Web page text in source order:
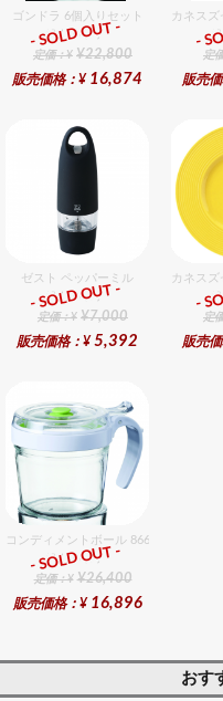
ゴンドラ 6個入りセット
総合ﾗﾝｷﾝｸﾞ
定価：¥ ¥22,800
販売価格：¥ 16,874
- SOLD OUT -
カネス
定
販売
-
ゼスト ペッパーミル
総合ﾗﾝｷﾝｸﾞ
定価：¥ ¥7,000
販売価格：¥ 5,392
- SOLD OUT -
カネス
定
販売
-
コンディメントボール 8660 48個入りセ
総合ﾗﾝｷﾝｸﾞ
定価：¥ ¥26,400
販売価格：¥ 16,896
- SOLD OUT -
おす